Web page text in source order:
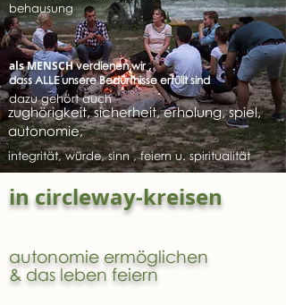
behausung
als MENSCHverdienen wir ,
dass ALLE unsere Bedürfnisse erfüllt sind
zughörigkeit, sicherheit, erholung, spiel,
autonomie,
dazu gehört auch
integrität, würde, sinn , feiern u. spiritualität
in circleway-kreisen
autonomie ermöglichen
& das leben feiern